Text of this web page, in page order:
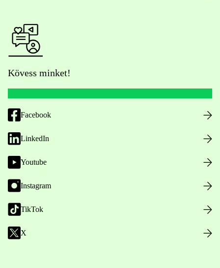
Kövess minket!
Facebook
LinkedIn
Youtube
Instagram
TikTok
X